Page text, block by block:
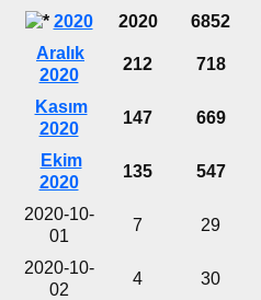
2020 2020 6852
Aralık
2020
212 718
Kasım
2020
147 669
Ekim
2020
135 547
2020-10-
01
7 29
2020-10-
02
4 30